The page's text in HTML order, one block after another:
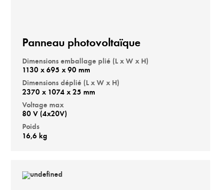
Panneau photovoltaïque
Dimensions emballage plié (L x W x H)
1130 x 695 x 90 mm
Dimensions déplié (L x W x H)
2370 x 1074 x 25 mm
Voltage max
80 V (4x20V)
Poids
16,6 kg